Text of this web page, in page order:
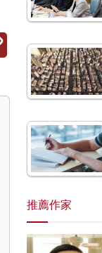
Link
推薦作家